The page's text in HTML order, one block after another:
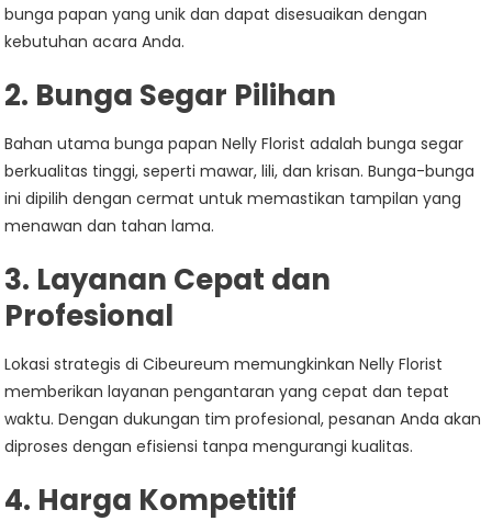
bunga papan yang unik dan dapat disesuaikan dengan
kebutuhan acara Anda.
2. Bunga Segar Pilihan
Bahan utama bunga papan Nelly Florist adalah bunga segar
berkualitas tinggi, seperti mawar, lili, dan krisan. Bunga-bunga
ini dipilih dengan cermat untuk memastikan tampilan yang
menawan dan tahan lama.
3. Layanan Cepat dan
Profesional
Lokasi strategis di Cibeureum memungkinkan Nelly Florist
memberikan layanan pengantaran yang cepat dan tepat
waktu. Dengan dukungan tim profesional, pesanan Anda akan
diproses dengan efisiensi tanpa mengurangi kualitas.
4. Harga Kompetitif